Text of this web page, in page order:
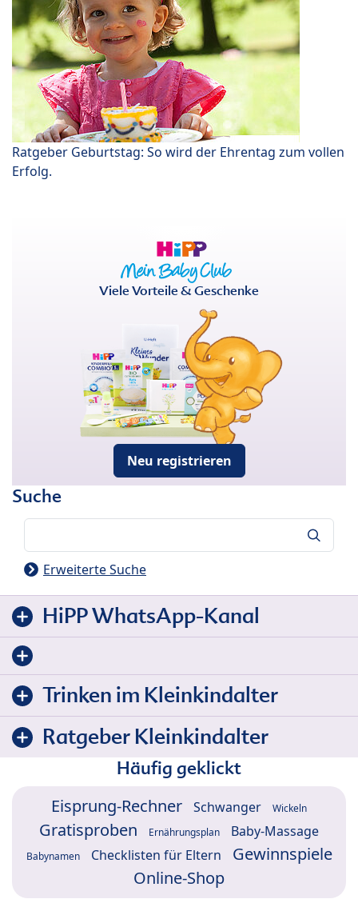
Ratgeber Geburtstag: So wird der Ehrentag zum vollen
Erfolg.
Viele Vorteile & Geschenke
Neu registrieren
Suche
Erweiterte Suche
HiPP WhatsApp-Kanal
Trinken im Kleinkindalter
Ratgeber Kleinkindalter
Häufig geklickt
Eisprung-Rechner Schwanger Wickeln
Gratisproben Ernährungsplan Baby-Massage
Babynamen Checklisten für Eltern
Gewinnspiele
Online-Shop